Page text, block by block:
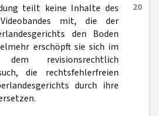
20
teilt keine Inhalte des
mit, die der
den Boden
erschöpft sie sich im
revisionsrechtlich
die rechtsfehlerfreien
durch ihre